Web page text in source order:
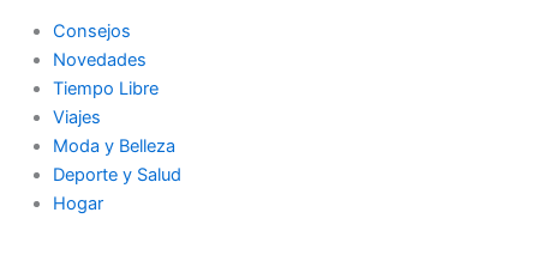
Consejos
Novedades
Tiempo Libre
Viajes
Moda y Belleza
Deporte y Salud
Hogar